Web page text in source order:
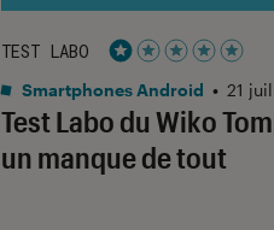
Test Labo du Wiko
un manque de tout
TEST LABO
Noté 1 étoiles
Smartphones Android • 21